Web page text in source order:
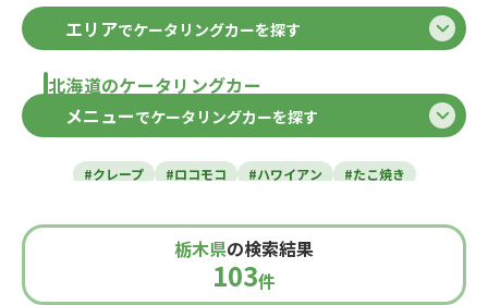
エリアでケータリングカーを探す
北海道のケータリングカー
北海道
関東のケータリングカー
埼玉県栃木県
北信越のケータリングカー
メニューでケータリングカーを探す
#クレープ #ロコモコ #ハワイアン
#たこ焼き
#餃子・小籠包
#唐揚げ #ドリンク
#タピオカ
#イタリアン #カレー
#ケバブ #コーヒー
栃木県の検索結果
103件